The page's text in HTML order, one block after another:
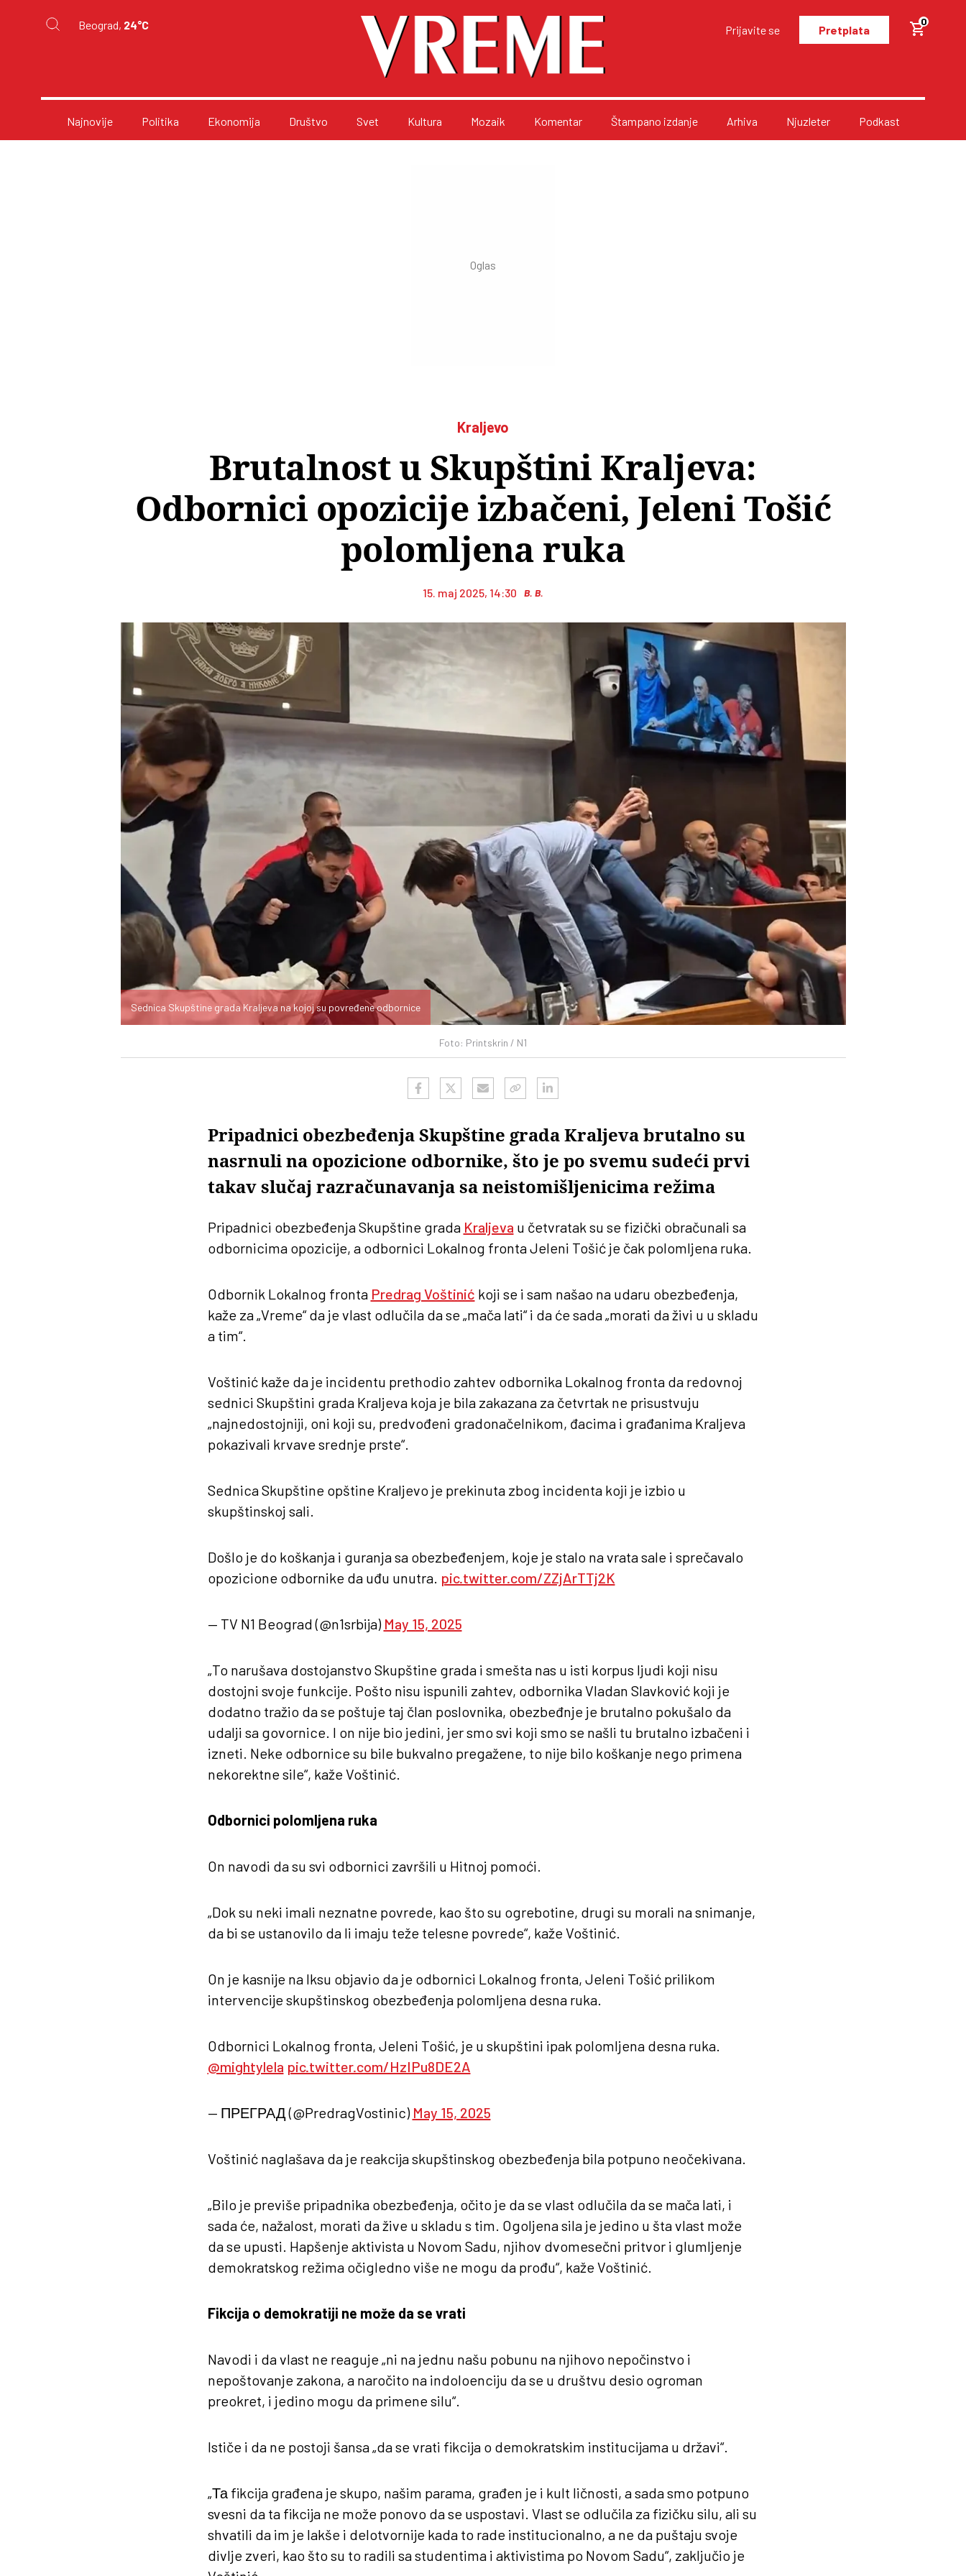
Beograd, 24°C Prijavite se Pretplata
0
Najnovije Politika Ekonomija Društvo Svet Kultura Mozaik Komentar Štampano izdanje Arhiva Njuzleter Podkast
Kraljevo
Brutalnost u Skupštini Kraljeva:
Odbornici opozicije izbačeni, Jeleni Tošić
polomljena ruka
15. maj 2025, 14:30 B. B.
Foto: Printskrin / N1
Sednica Skupštine grada Kraljeva na kojoj su povređene odbornice
Pripadnici obezbeđenja Skupštine grada Kraljeva brutalno su
nasrnuli na opozicione odbornike, što je po svemu sudeći prvi
takav slučaj razračunavanja sa neistomišljenicima režima
Pripadnici obezbeđenja Skupštine grada Kraljeva u četvratak su se fizički obračunali sa
odbornicima opozicije, a odbornici Lokalnog fronta Jeleni Tošić je čak polomljena ruka.
Odbornik Lokalnog fronta Predrag Voštinić koji se i sam našao na udaru obezbeđenja,
kaže za „Vreme“ da je vlast odlučila da se „mača lati“ i da će sada „morati da živi u u skladu
a tim“.
Voštinić kaže da je incidentu prethodio zahtev odbornika Lokalnog fronta da redovnoj
sednici Skupštini grada Kraljeva koja je bila zakazana za četvrtak ne prisustvuju
„najnedostojniji, oni koji su, predvođeni gradonačelnikom, đacima i građanima Kraljeva
pokazivali krvave srednje prste“.
Sednica Skupštine opštine Kraljevo je prekinuta zbog incidenta koji je izbio u
skupštinskoj sali.
Došlo je do koškanja i guranja sa obezbeđenjem, koje je stalo na vrata sale i sprečavalo
opozicione odbornike da uđu unutra. pic.twitter.com/ZZjArTTj2K
— TV N1 Beograd (@n1srbija) May 15, 2025
„To narušava dostojanstvo Skupštine grada i smešta nas u isti korpus ljudi koji nisu
dostojni svoje funkcije. Pošto nisu ispunili zahtev, odbornika Vladan Slavković koji je
dodatno tražio da se poštuje taj član poslovnika, obezbeđnje je brutalno pokušalo da
udalji sa govornice. I on nije bio jedini, jer smo svi koji smo se našli tu brutalno izbačeni i
izneti. Neke odbornice su bile bukvalno pregažene, to nije bilo koškanje nego primena
nekorektne sile“, kaže Voštinić.
Odbornici polomljena ruka
On navodi da su svi odbornici završili u Hitnoj pomoći.
„Dok su neki imali neznatne povrede, kao što su ogrebotine, drugi su morali na snimanje,
da bi se ustanovilo da li imaju teže telesne povrede“, kaže Voštinić.
On je kasnije na Iksu objavio da je odbornici Lokalnog fronta, Jeleni Tošić prilikom
intervencije skupštinskog obezbeđenja polomljena desna ruka.
Odbornici Lokalnog fronta, Jeleni Tošić, je u skupštini ipak polomljena desna ruka.
@mightylela pic.twitter.com/HzIPu8DE2A
— ПРЕГРАД (@PredragVostinic) May 15, 2025
Voštinić naglašava da je reakcija skupštinskog obezbeđenja bila potpuno neočekivana.
„Bilo je previše pripadnika obezbeđenja, očito je da se vlast odlučila da se mača lati, i
sada će, nažalost, morati da žive u skladu s tim. Ogoljena sila je jedino u šta vlast može
da se upusti. Hapšenje aktivista u Novom Sadu, njihov dvomesečni pritvor i glumljenje
demokratskog režima očigledno više ne mogu da prođu“, kaže Voštinić.
Fikcija o demokratiji ne može da se vrati
Navodi i da vlast ne reaguje „ni na jednu našu pobunu na njihovo nepočinstvo i
nepoštovanje zakona, a naročito na indoloenciju da se u društvu desio ogroman
preokret, i jedino mogu da primene silu“.
Ističe i da ne postoji šansa „da se vrati fikcija o demokratskim institucijama u državi“.
„Та fikcija građena je skupo, našim parama, građen je i kult ličnosti, a sada smo potpuno
svesni da ta fikcija ne može ponovo da se uspostavi. Vlast se odlučila za fizičku silu, ali su
shvatili da im je lakše i delotvornije kada to rade institucionalno, a ne da puštaju svoje
divlje zveri, kao što su to radili sa studentima i aktivistima po Novom Sadu“, zaključio je